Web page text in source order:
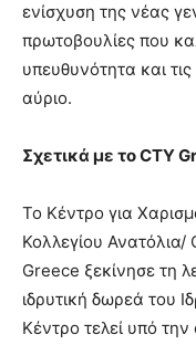
ενίσχυση της νέας
πρωτοβουλίες που
υπευθυνότητα και
αύριο.
Σχετικά με το CTY
Το Κέντρο για
Κολλεγίου
Greece ξεκίνησε τη
ιδρυτική δωρεά του
Κέντρο τελεί υπό την